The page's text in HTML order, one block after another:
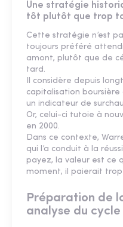
Une stratégie
tôt plutôt que trop
Cette stratégie n’est
toujours préféré
amont, plutôt que de
tard.
Il considère depuis
capitalisation
un indicateur de
Or, celui-ci tutoie à
en 2000.
Dans ce contexte,
qui l’a conduit à la
payez, la valeur est ce
moment, il paierait trop
Préparation de
analyse du cycle